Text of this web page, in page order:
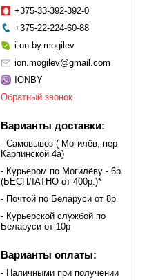
+375-33-392-392-0
+375-22-224-60-88
i.on.by.mogilev
ion.mogilev@gmail.com
IONBY
Обратный звонок
Варианты доставки:
- Самовывоз ( Могилёв, пер
Карпинской 4а)
- Курьером по Могилёву - 6р.
(БЕСПЛАТНО от 400р.)*
- Почтой по Беларуси от 8р
- Курьерской службой по
Беларуси от 10р
Варианты оплаты:
- Наличными при получении